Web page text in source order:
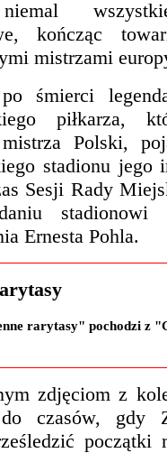
kończąc
mistrzami
śmierci
piłkarza,
Polski,
stadionu jego
Sesji Rady
Ernesta Pohla.
rarytasy" pochodzi z
zdjęciom z
czasów, gdy
początki